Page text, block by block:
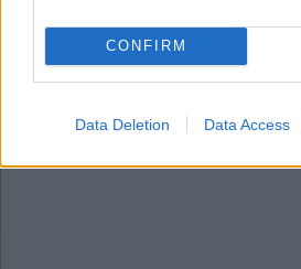
CONFIRM
Data Deletion Data Access
Címkék: #napelem #napenergia